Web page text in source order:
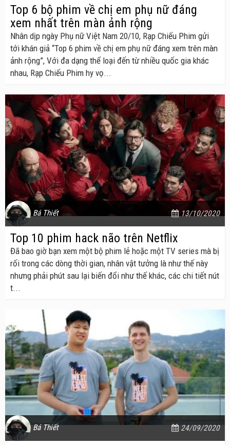
Top 6 bộ phim về chị em phụ nữ đáng
xem nhất trên màn ảnh rộng
Nhân dịp ngày Phụ nữ Việt Nam 20/10, Rạp Chiếu Phim gửi
tới khán giả “Top 6 phim về chị em phụ nữ đáng xem trên màn
ảnh rộng”, Với đa dạng thể loại đến từ nhiều quốc gia khác
nhau, Rạp Chiếu Phim hy vọ...
Bá Thiết 13/10/2020
Top 10 phim hack não trên Netflix
Đã bao giờ bạn xem một bộ phim lẻ hoặc một TV series mà bị
rối trong các dòng thời gian, nhân vật tưởng là như thế này
nhưng phải phút sau lại biến đổi như thế khác, các chi tiết nút
t...
Bá Thiết 24/09/2020